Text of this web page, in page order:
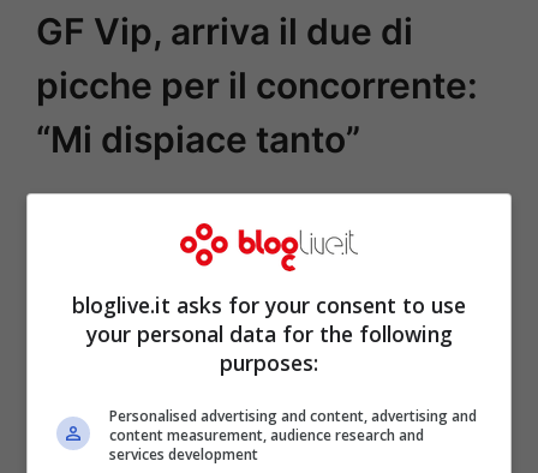
GF Vip, arriva il due di
picche per il concorrente:
“Mi dispiace tanto”
bloglive.it asks for your consent to use
your personal data for the following
purposes:
Personalised advertising and content, advertising and
content measurement, audience research and
services development